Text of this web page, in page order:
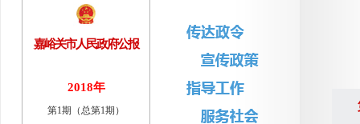
嘉峪关市人民政府公报
2018年
第1期（总第1期）